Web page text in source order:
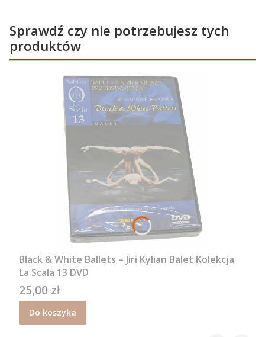
Sprawdź czy nie potrzebujesz tych
produktów
Black & White Ballets – Jiri Kylian Balet Kolekcja
La Scala 13 DVD
Cena
25,00 zł
Do koszyka